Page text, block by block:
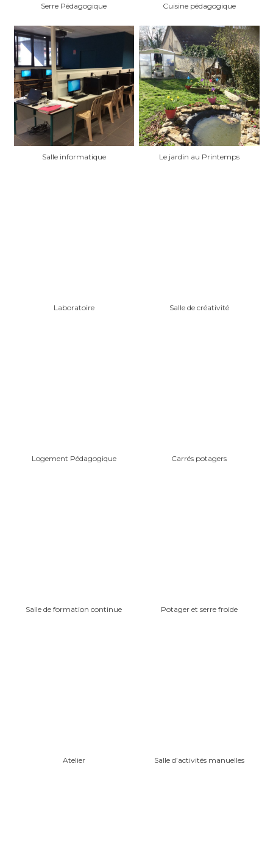
Serre Pédagogique Cuisine pédagogique
Salle informatique Le jardin au Printemps
Laboratoire Salle de créativité
Logement Pédagogique Carrés potagers
Salle de formation continue Potager et serre froide
Atelier Salle d’activités manuelles